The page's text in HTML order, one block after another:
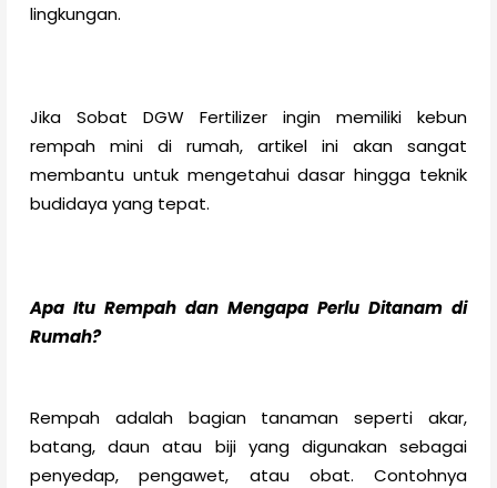
lingkungan.
Jika Sobat DGW Fertilizer ingin memiliki kebun
rempah mini di rumah, artikel ini akan sangat
membantu untuk mengetahui dasar hingga teknik
budidaya yang tepat.
Apa Itu Rempah dan Mengapa Perlu Ditanam di
Rumah?
Rempah adalah bagian tanaman seperti akar,
batang, daun atau biji yang digunakan sebagai
penyedap, pengawet, atau obat. Contohnya